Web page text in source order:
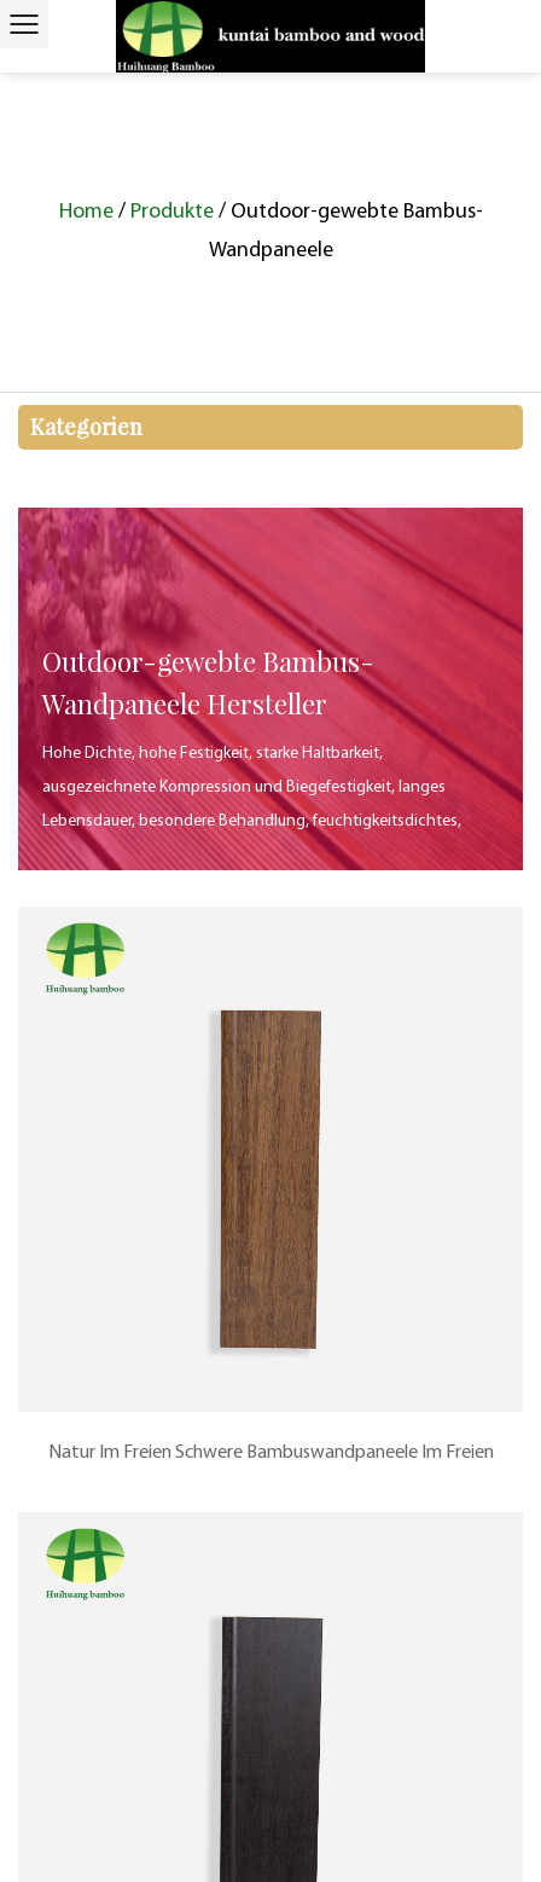
Home/ Produkte/ Outdoor-gewebte Bambus-
Wandpaneele
Kategorien
Outdoor-gewebte Bambus-
Wandpaneele Hersteller
Hohe Dichte, hohe Festigkeit, starke Haltbarkeit,
ausgezeichnete Kompression und Biegefestigkeit, langes
Lebensdauer, besondere Behandlung, feuchtigkeitsdichtes,
gegen Korrosion, insektensicheres, geeignetes Gebrauch im
Farben, starker dekorativer Effekt. Wird zum Bau der
Außenwanddekoration verwendet, schön und langlebig, für die
Wanddekoration in Innenhöfen, Parks und anderen Orten
Natur Im Freien Schwere Bambuswandpaneele Im Freien